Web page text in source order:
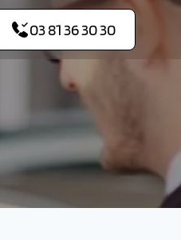
03 81 36 30 30